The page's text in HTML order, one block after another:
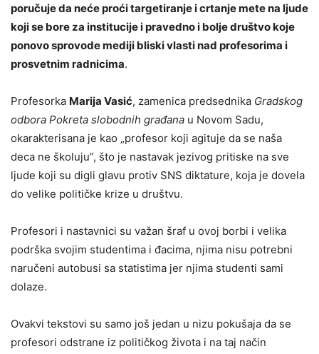
poručuje da neće proći targetiranje i crtanje mete na ljude
koji se bore za institucije i pravedno i bolje društvo koje
ponovo sprovode mediji bliski vlasti nad profesorima i
prosvetnim radnicima.
Profesorka Marija Vasić, zamenica predsednika Gradskog
odbora Pokreta slobodnih građana u Novom Sadu,
okarakterisana je kao „profesor koji agituje da se naša
deca ne školuju”, što je nastavak jezivog pritiske na sve
ljude koji su digli glavu protiv SNS diktature, koja je dovela
do velike političke krize u društvu.
Profesori i nastavnici su važan šraf u ovoj borbi i velika
podrška svojim studentima i đacima, njima nisu potrebni
naručeni autobusi sa statistima jer njima studenti sami
dolaze.
Ovakvi tekstovi su samo još jedan u nizu pokušaja da se
profesori odstrane iz političkog života i na taj način